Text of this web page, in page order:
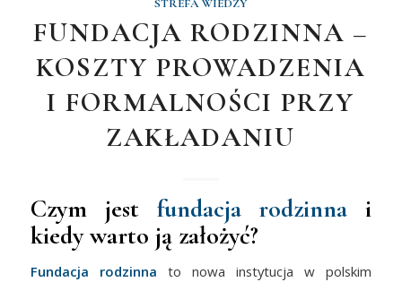
STREFA WIEDZY
FUNDACJA RODZINNA –
KOSZTY PROWADZENIA
I FORMALNOŚCI PRZY
ZAKŁADANIU
Czym jest fundacja rodzinna i
kiedy warto ją założyć?
Fundacja rodzinna to nowa instytucja w polskim